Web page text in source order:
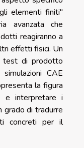
elementi finiti"
avanzata che
reagiranno a
effetti fisici. Un
test di prodotto
CAE
la figura
e interpretare i
grado di tradurre
concreti per il